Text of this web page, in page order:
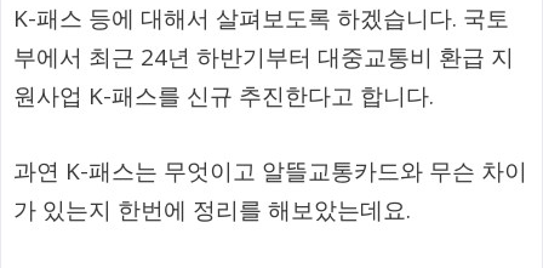
K-패스 등에 대해서 살펴보도록 하겠습니다. 국토
부에서 최근 24년 하반기부터 대중교통비 환급 지
원사업 K-패스를 신규 추진한다고 합니다.
과연 K-패스는 무엇이고 알뜰교통카드와 무슨 차이
가 있는지 한번에 정리를 해보았는데요.